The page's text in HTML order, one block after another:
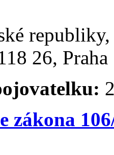
26,
zákona